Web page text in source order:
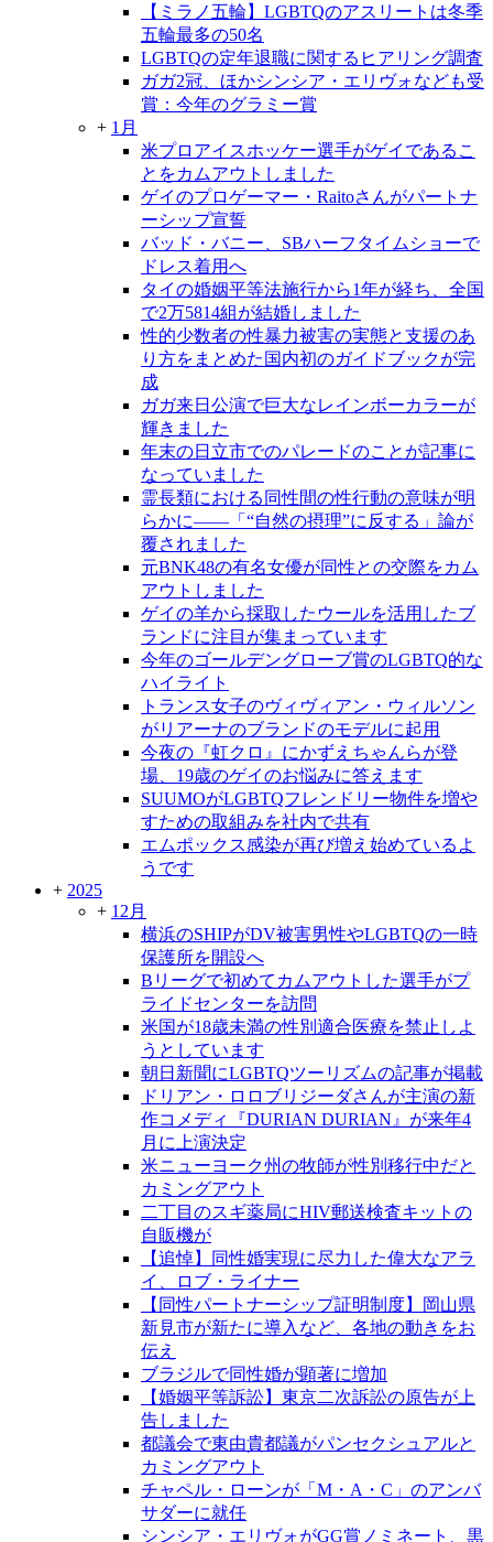
【ミラノ五輪】LGBTQのアスリートは冬季
五輪最多の50名
LGBTQの定年退職に関するヒアリング調査
ガガ2冠、ほかシンシア・エリヴォなども受
賞：今年のグラミー賞
+ 1月
米プロアイスホッケー選手がゲイであるこ
とをカムアウトしました
ゲイのプロゲーマー・Raitoさんがパートナ
ーシップ宣誓
バッド・バニー、SBハーフタイムショーで
ドレス着用へ
タイの婚姻平等法施行から1年が経ち、全国
で2万5814組が結婚しました
性的少数者の性暴力被害の実態と支援のあ
り方をまとめた国内初のガイドブックが完
成
ガガ来日公演で巨大なレインボーカラーが
輝きました
年末の日立市でのパレードのことが記事に
なっていました
霊長類における同性間の性行動の意味が明
らかに――「“自然の摂理”に反する」論が
覆されました
元BNK48の有名女優が同性との交際をカム
アウトしました
ゲイの羊から採取したウールを活用したブ
ランドに注目が集まっています
今年のゴールデングローブ賞のLGBTQ的な
ハイライト
トランス女子のヴィヴィアン・ウィルソン
がリアーナのブランドのモデルに起用
今夜の『虹クロ』にかずえちゃんらが登
場、19歳のゲイのお悩みに答えます
SUUMOがLGBTQフレンドリー物件を増や
すための取組みを社内で共有
エムポックス感染が再び増え始めているよ
うです
+ 2025
+ 12月
横浜のSHIPがDV被害男性やLGBTQの一時
保護所を開設へ
Bリーグで初めてカムアウトした選手がプ
ライドセンターを訪問
米国が18歳未満の性別適合医療を禁止しよ
うとしています
朝日新聞にLGBTQツーリズムの記事が掲載
ドリアン・ロロブリジーダさんが主演の新
作コメディ『DURIAN DURIAN』が来年4
月に上演決定
米ニューヨーク州の牧師が性別移行中だと
カミングアウト
二丁目のスギ薬局にHIV郵送検査キットの
自販機が
【追悼】同性婚実現に尽力した偉大なアラ
イ、ロブ・ライナー
【同性パートナーシップ証明制度】岡山県
新見市が新たに導入など、各地の動きをお
伝え
ブラジルで同性婚が顕著に増加
【婚姻平等訴訟】東京二次訴訟の原告が上
告しました
都議会で東由貴都議がパンセクシュアルと
カミングアウト
チャペル・ローンが「M・A・C」のアンバ
サダーに就任
シンシア・エリヴォがGG賞ノミネート、黒